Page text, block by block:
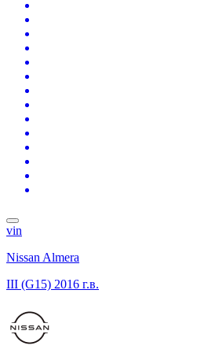
vin
Nissan Almera
III (G15) 2016 г.в.